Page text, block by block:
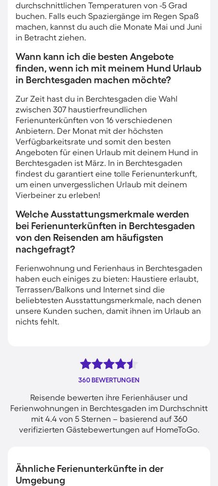
durchschnittlichen Temperaturen von -5 Grad
buchen. Falls euch Spaziergänge im Regen Spaß
machen, kannst du auch die Monate Mai und Juni
in Betracht ziehen.
Wann kann ich die besten Angebote
finden, wenn ich mit meinem Hund Urlaub
in Berchtesgaden machen möchte?
Zur Zeit hast du in Berchtesgaden die Wahl
zwischen 307 haustierfreundlichen
Ferienunterkünften von 16 verschiedenen
Anbietern. Der Monat mit der höchsten
Verfügbarkeitsrate und somit den besten
Angeboten für einen Urlaub mit deinem Hund in
Berchtesgaden ist März. In in Berchtesgaden
findest du garantiert eine tolle Ferienunterkunft,
um einen unvergesslichen Urlaub mit deinem
Vierbeiner zu erleben!
Welche Ausstattungsmerkmale werden
bei Ferienunterkünften in Berchtesgaden
von den Reisenden am häufigsten
nachgefragt?
Ferienwohnung und Ferienhaus in Berchtesgaden
haben euch einiges zu bieten: Haustiere erlaubt,
Terrassen/Balkons und Internet sind die
beliebtesten Ausstattungsmerkmale, nach denen
unsere Kunden suchen, damit ihnen im Urlaub an
nichts fehlt.
360 BEWERTUNGEN
Reisende bewerten ihre Ferienhäuser und
Ferienwohnungen in Berchtesgaden im Durchschnitt
mit 4.4 von 5 Sternen – basierend auf 360
verifizierten Gästebewertungen auf HomeToGo.
Ähnliche Ferienunterkünfte in der
Umgebung